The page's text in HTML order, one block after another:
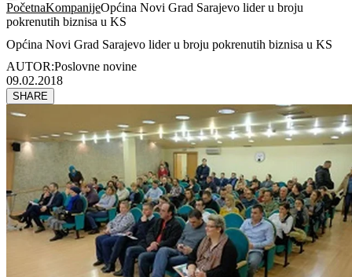
PočetnaKompanijeOpćina Novi Grad Sarajevo lider u broju
pokrenutih biznisa u KS
Općina Novi Grad Sarajevo lider u broju pokrenutih biznisa u KS
AUTOR:Poslovne novine
09.02.2018
SHARE